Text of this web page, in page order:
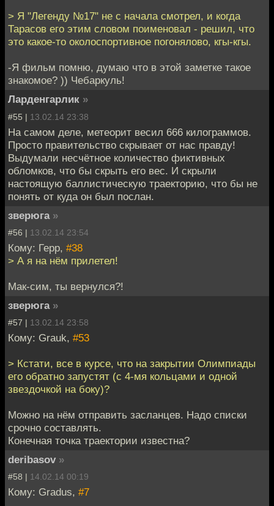
> Я "Легенду №17" не с начала смотрел, и когда
Тарасов его этим словом поименовал - решил, что
это какое-то околоспортивное погонялово, кгы-кгы.
-Я фильм помню, думаю что в этой заметке такое
знакомое? )) Чебаркуль!
Ларденгарлик »
#55 | 13.02.14 23:38
На самом деле, метеорит весил 666 килограммов.
Просто правительство скрывает от нас правду!
Выдумали несчётное количество фиктивных
обломков, что бы скрыть его вес. И скрыли
настоящую баллистическую траекторию, что бы не
понять от куда он был послан.
зверюга »
#56 | 13.02.14 23:54
Кому: Герр, #38
> А я на нём прилетел!
Мак-сим, ты вернулся?!
зверюга »
#57 | 13.02.14 23:58
Кому: Grauk, #53
> Кстати, все в курсе, что на закрытии Олимпиады
его обратно запустят (с 4-мя кольцами и одной
звездочкой на боку)?
Можно на нём отправить засланцев. Надо списки
срочно составлять.
Конечная точка траектории известна?
deribasov »
#58 | 14.02.14 00:19
Кому: Gradus, #7